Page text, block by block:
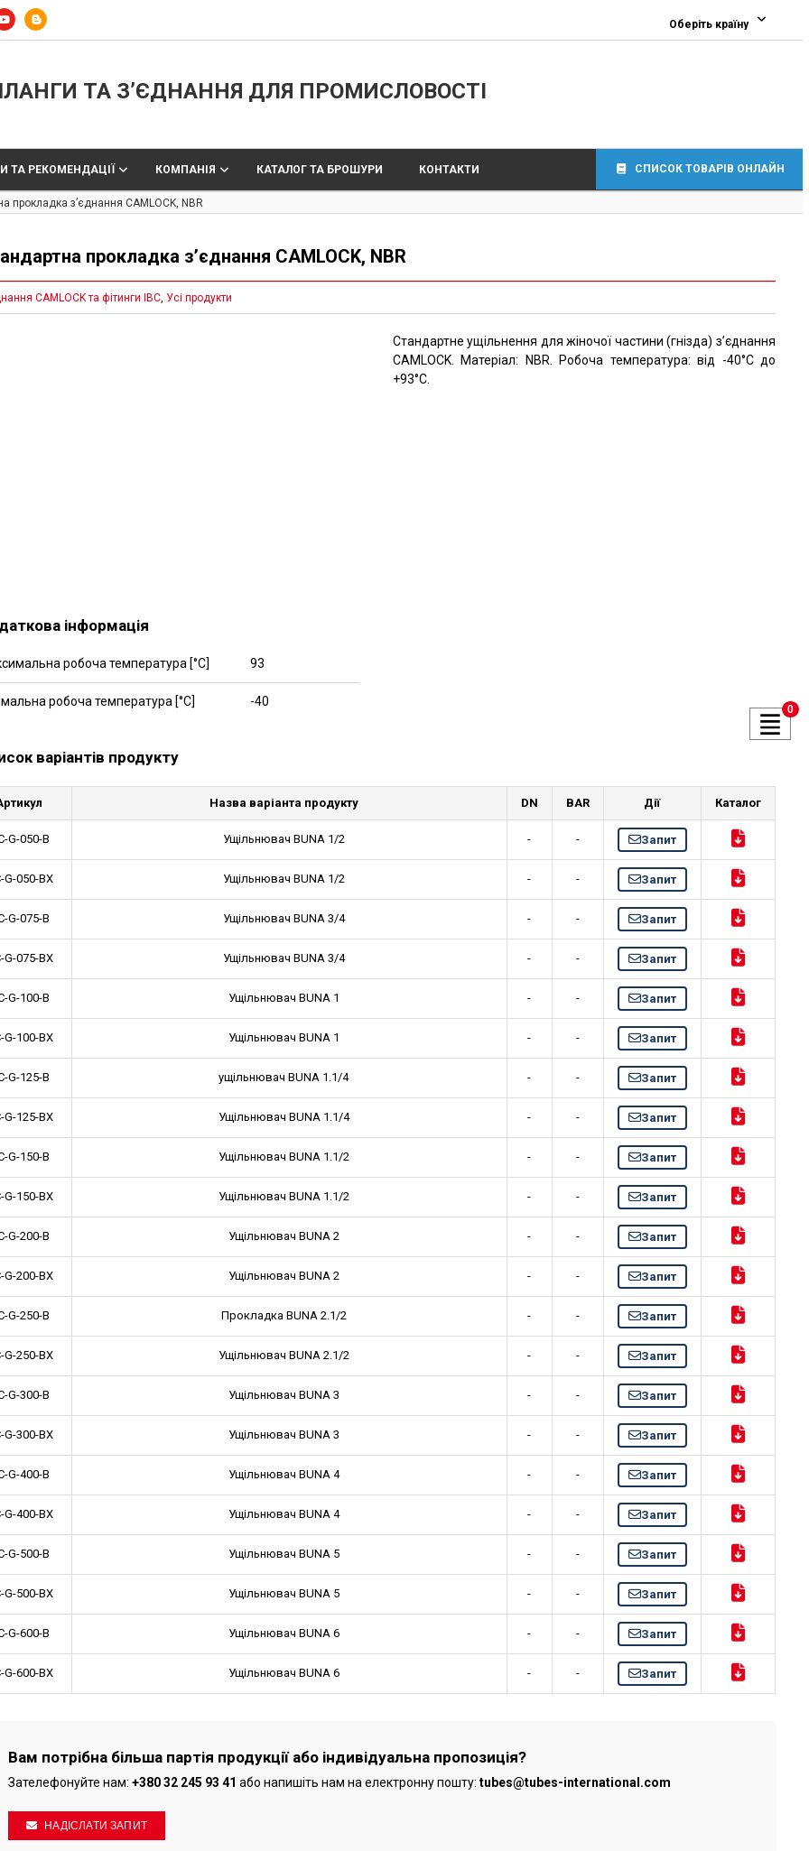
Оберіть країну
ТА З’ЄДНАННЯ ДЛЯ ПРОМИСЛОВОСТІ
ТА РЕКОМЕНДАЦІЇ КОМПАНІЯ КАТАЛОГ ТА БРОШУРИ КОНТАКТИ СПИСОК ТОВАРІВ ОНЛАЙН
прокладка з’єднання CAMLOCK, NBR
прокладка з’єднання CAMLOCK, NBR
CAMLOCK та фітинги IBC, Усі продукти
інформація
робоча температура [°C] 93
робоча температура [°C] -40
Стандартне ущільнення для жіночої частини (гнізда) з’єднання
CAMLOCK. Матеріал: NBR. Робоча температура: від -40°C до
+93°C.
варіантів продукту
Назва варіанта продукту DN BAR Дії Каталог
G-050-B Ущільнювач BUNA 1/2 - - Запит
G-050-BX Ущільнювач BUNA 1/2 - - Запит
G-075-B Ущільнювач BUNA 3/4 - - Запит
G-075-BX Ущільнювач BUNA 3/4 - - Запит
G-100-B Ущільнювач BUNA 1 - - Запит
G-100-BX Ущільнювач BUNA 1 - - Запит
G-125-B ущільнювач BUNA 1.1/4 - - Запит
G-125-BX Ущільнювач BUNA 1.1/4 - - Запит
G-150-B Ущільнювач BUNA 1.1/2 - - Запит
G-150-BX Ущільнювач BUNA 1.1/2 - - Запит
G-200-B Ущільнювач BUNA 2 - - Запит
G-200-BX Ущільнювач BUNA 2 - - Запит
G-250-B Прокладка BUNA 2.1/2 - - Запит
G-250-BX Ущільнювач BUNA 2.1/2 - - Запит
G-300-B Ущільнювач BUNA 3 - - Запит
G-300-BX Ущільнювач BUNA 3 - - Запит
G-400-B Ущільнювач BUNA 4 - - Запит
G-400-BX Ущільнювач BUNA 4 - - Запит
G-500-B Ущільнювач BUNA 5 - - Запит
G-500-BX Ущільнювач BUNA 5 - - Запит
G-600-B Ущільнювач BUNA 6 - - Запит
G-600-BX Ущільнювач BUNA 6 - - Запит
Вам потрібна більша партія продукції або індивідуальна пропозиція?
Зателефонуйте нам: +380 32 245 93 41 або напишіть нам на електронну пошту: tubes@tubes-international.com
НАДІСЛАТИ ЗАПИТ
0